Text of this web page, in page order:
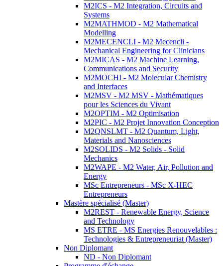
M2ICS - M2 Integration, Circuits and
Systems
M2MATHMOD - M2 Mathematical
Modelling
M2MECENCLI - M2 Mecencli -
Mechanical Engineering for Clinicians
M2MICAS - M2 Machine Learning,
Communications and Security
M2MOCHI - M2 Molecular Chemistry
and Interfaces
M2MSV - M2 MSV - Mathématiques
pour les Sciences du Vivant
M2OPTIM - M2 Optimisation
M2PIC - M2 Projet Innovation Conception
M2QNSLMT - M2 Quantum, Light,
Materials and Nanosciences
M2SOLIDS - M2 Solids - Solid
Mechanics
M2WAPE - M2 Water, Air, Pollution and
Energy
MSc Entrepreneurs - MSc X-HEC
Entrepreneurs
Mastère spécialisé (Master)
M2REST - Renewable Energy, Science
and Technology
MS ETRE - MS Energies Renouvelables :
Technologies & Entrepreneuriat (Master)
Non Diplomant
ND - Non Diplomant